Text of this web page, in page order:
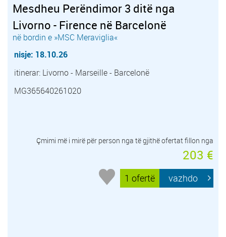
Mesdheu Perëndimor 3 ditë nga
Livorno - Firence në Barcelonë
në bordin e »MSC Meraviglia«
nisje: 18.10.26
itinerar: Livorno - Marseille - Barcelonë
MG365640261020
Çmimi më i mirë për person nga të gjithë ofertat fillon nga
203 €
1 ofertë vazhdo